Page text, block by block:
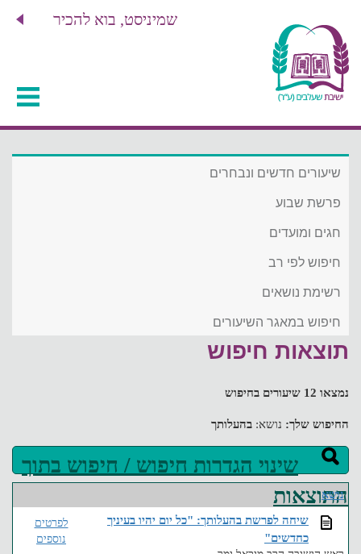
שמיניסט, בוא להכיר
שיעורים חדשים ונבחרים
פרשת שבוע
חגים ומועדים
חיפוש לפי רב
רשימת נושאים
חיפוש במאגר השיעורים
תוצאות חיפוש
נמצאו 12 שיעורים בחיפוש
החיפוש שלך: נושא: בהעלותך
שינוי הגדרות חיפוש / חיפוש בתוך
התוצאות
נושא
לפרטים
נוספים
שיחה לפרשת בהעלותך: "כל יום יהיו בעיניך
כחדשים"